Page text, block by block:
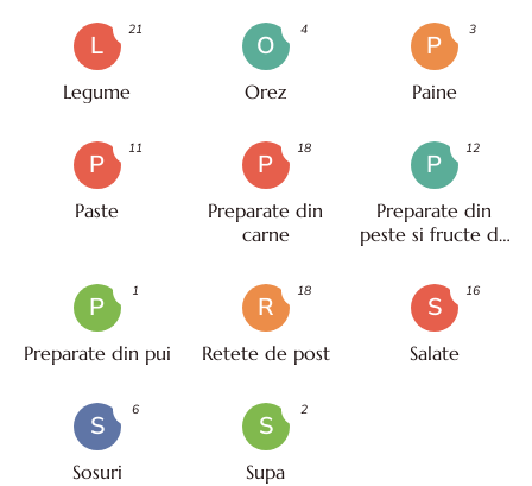
L
Legume
21
O
Orez
4
P
Paine
3
P
Paste
11
P
Preparate din
carne
18
P
Preparate din
peste si fructe de
12
P
Preparate din pui
1
R
Retete de post
18
S
Salate
16
S
Sosuri
6
S
Supa
2